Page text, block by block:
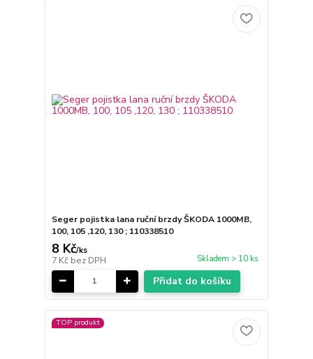
Seger pojistka lana ruční brzdy ŠKODA 1000MB,
100, 105 ,120, 130 ; 110338510
8 Kč/ks
7 Kč bez DPH Skladem > 10 ks
Přidat do košíku
TOP produkt